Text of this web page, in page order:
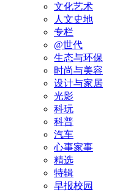
文化艺术
人文史地
专栏
@世代
生态与环保
时尚与美容
设计与家居
光影
科玩
科普
汽车
心事家事
精选
特辑
早报校园